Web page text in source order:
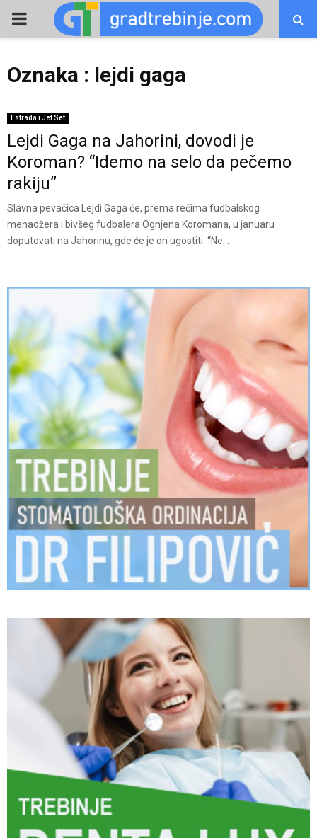
PRIMARY
Oznaka : lejdi gaga
Estrada i Jet Set
Lejdi Gaga na Jahorini, dovodi je
Koroman? “Idemo na selo da pečemo
rakiju”
Slavna pevačica Lejdi Gaga će, prema rečima fudbalskog
menadžera i bivšeg fudbalera Ognjena Koromana, u januaru
doputovati na Jahorinu, gde će je on ugostiti. “Ne...